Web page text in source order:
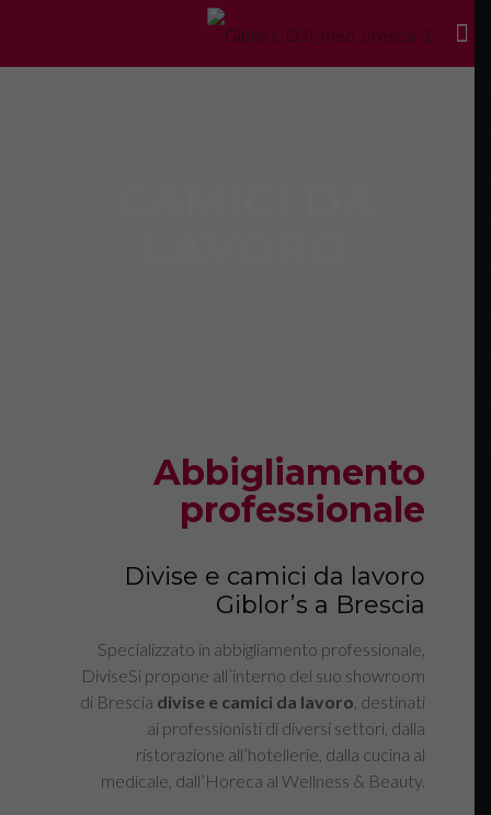
Abbigliamento
professionale
Divise e camici da lavoro
Giblor’s a Brescia
Specializzato in abbigliamento professionale,
DiviseSi propone all’interno del suo showroom
di Brescia divise e camici da lavoro , destinati
ai professionisti di diversi settori, dalla
ristorazione all’hotellerie, dalla cucina al
medicale, dall’Horeca al Wellness & Beauty.